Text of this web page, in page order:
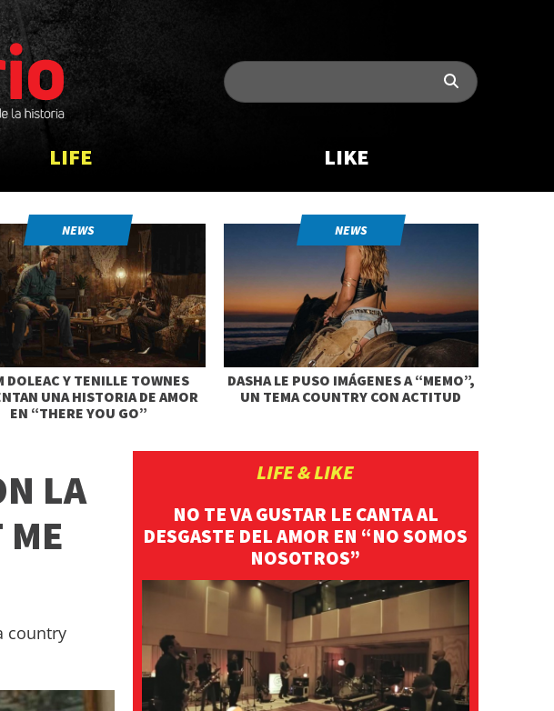
LIFE LIKE
NEWS
DOLEAC Y TENILLE TOWNES
UNA HISTORIA DE AMOR
EN “THERE YOU GO”
NEWS
DASHA LE PUSO IMÁGENES A “MEMO”,
UN TEMA COUNTRY CON ACTITUD
LA
ME
country
LIFE & LIKE
NO TE VA GUSTAR LE CANTA AL
DESGASTE DEL AMOR EN “NO SOMOS
NOSOTROS”